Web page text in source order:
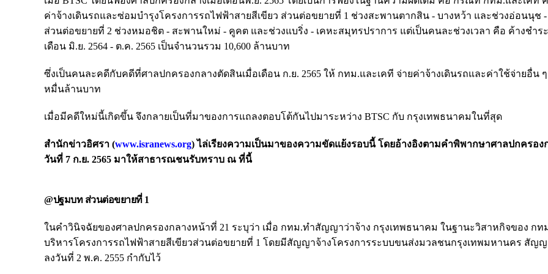
ค่าจ้างเดินรถและซ่อมบำรุงโครงการรถไฟฟ้าสายสีเขียว ส่วนต่อขยายที่ 1 ช่วงสะพานตากสิน - บางหว้า และช่วงอ่อนนุช
ส่วนต่อขยายที่ 2 ช่วงหมอชิต - สะพานใหม่ - คูคต และช่วงแบริ่ง - เคหะสมุทรปราการ แต่เป็นคนละช่วงเวลา คือ ค้างชำร
เดือน มิ.ย. 2564 - ต.ค. 2565 เป็นจำนวนรวม 10,600 ล้านบาท
ซึ่งเป็นคนละคดีกับคดีที่ศาลปกครองกลางตัดสินเมื่อเดือน ก.ย. 2565 ให้ กทม.และเคที จ่ายค่าจ้างเดินรถและค่าใช้จ่ายอื่น ๆ
หมื่นล้านบาท
เมื่อมีคดีใหม่นี้เกิดขึ้น จึงกลายเป็นที่มาของการแถลงตอบโต้กันไปมาระหว่าง BTSC กับ กรุงเทพธนาคมในที่สุด
สำนักข่าวอิศรา (www.isranews.org) ไล่เรียงความเป็นมาของความขัดแย้งรอบนี้ โดยอ้างอิงตามคำพิพากษาศาลปกครอง
วันที่ 7 ก.ย. 2565 มาให้สาธารณชนรับทราบ ณ ที่นี้
@ปฐมบท ส่วนต่อขยายที่ 1
ในคำวินิจฉัยของศาลปกครองกลางหน้าที่ 21 ระบุว่า เมื่อ กทม.ทำสัญญาว่าจ้าง กรุงเทพธนาคม ในฐานะวิสาหกิจของ กท
บริหารโครงการรถไฟฟ้าสายสีเขียวส่วนต่อขยายที่ 1 โดยมีสัญญาจ้างโครงการระบบขนส่งมวลชนกรุงเทพมหานคร สัญญ
ลงวันที่ 2 พ.ค. 2555 กำกับไว้